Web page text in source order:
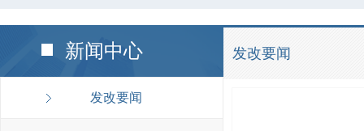
新闻中心
发改要闻
发改要闻